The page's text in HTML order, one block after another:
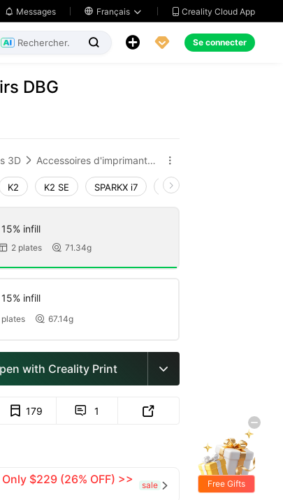
 Messages  Français   Creality Cloud App
   Se connecter
DBG
3D  Accessoires d'imprimante 3D 
K2 K2 SE SPARKX i7 Creality Hi
infill
 2 plates  71.34g
infill
plates  67.14g
with Creality Print 
179  1 
$229 (26% OFF) >>
sale  Free Gifts